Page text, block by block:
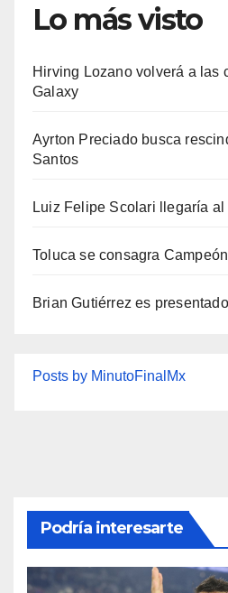
Lo más visto
Hirving Lozano volverá a las
Galaxy
Ayrton Preciado busca
Santos
Luiz Felipe Scolari llegaría
Toluca se consagra
Brian Gutiérrez es
Posts by MinutoFinalMx
Podría interesarte